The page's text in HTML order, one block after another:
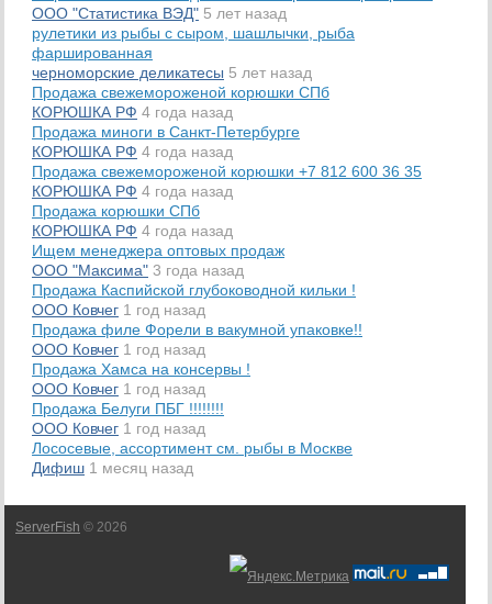
ООО "Статистика ВЭД" 5 лет назад
рулетики из рыбы с сыром, шашлычки, рыба
фаршированная
черноморские деликатесы 5 лет назад
​Продажа свежемороженой корюшки СПб
КОРЮШКА РФ 4 года назад
​Продажа миноги в Санкт-Петербурге
КОРЮШКА РФ 4 года назад
Продажа свежемороженой корюшки +7 812 600 36 35
КОРЮШКА РФ 4 года назад
Продажа корюшки СПб
КОРЮШКА РФ 4 года назад
Ищем менеджера оптовых продаж
ООО "Максима" 3 года назад
Продажа Каспийской глубоководной кильки !
ООО Ковчег 1 год назад
Продажа филе Форели в вакумной упаковке!!
ООО Ковчег 1 год назад
Продажа Хамса на консервы !
ООО Ковчег 1 год назад
Продажа Белуги ПБГ !!!!!!!!
ООО Ковчег 1 год назад
Лососевые, ассортимент см. рыбы в Москве
Дифиш 1 месяц назад
ServerFish © 2026